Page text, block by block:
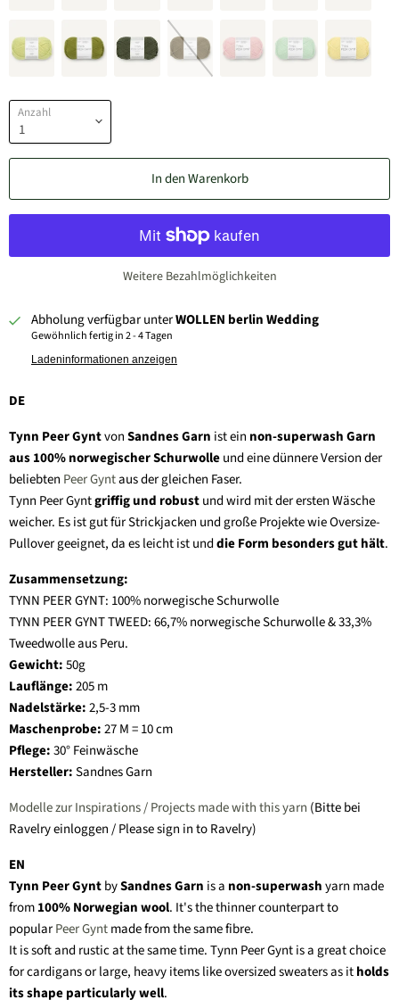
Anzahl
In den Warenkorb
Weitere Bezahlmöglichkeiten
Abholung verfügbar unterWOLLEN berlin Wedding
Gewöhnlich fertig in 2 - 4 Tagen
Ladeninformationen anzeigen
DE
Tynn Peer GyntvonSandnes Garn ist ein non-superwash Garn
aus 100% norwegischer Schurwolleund eine dünnere Version der
beliebten Peer Gyntaus der gleichen Faser.
Tynn Peer Gyntgriffig und robustund wird mit der ersten Wäsche
weicher. Esist gut für Strickjacken und große Projekte wie Oversize-
Pullover geeignet, da es leicht ist unddie Form besonders gut hält.
Zusammensetzung:
TYNN PEER GYNT: 100% norwegische Schurwolle
TYNN PEER GYNT TWEED: 66,7% norwegische Schurwolle & 33,3%
Tweedwolle aus Peru.
Gewicht:50g
Lauflänge:205m
Nadelstärke:2,5-3mm
Maschenprobe:27 M = 10 cm
Pflege:30° Feinwäsche
Hersteller:Sandnes Garn
Modelle zur Inspirations / Projects made with this yarn (Bitte bei
Ravelry einloggen / Please sign in to Ravelry)
EN
Tynn Peer GyntbySandnes Garn is a non-superwashyarn made
from100% Norwegian wool. It's the thinner counterpart to
popularPeer Gyntmade from the same fibre.
It is soft and rustic at the same time. Tynn Peer Gynt is a great choice
for cardigans or large, heavy items like oversized sweaters as itholds
its shape particularly well.